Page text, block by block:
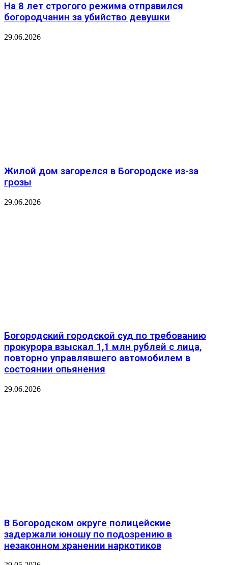
На 8 лет строгого режима отправился
богородчанин за убийство девушки
29.06.2026
Жилой дом загорелся в Богородске из-за
грозы
29.06.2026
️Богородский городской суд по требованию
прокурора взыскал 1,1 млн рублей с лица,
повторно управлявшего автомобилем в
состоянии опьянения
29.06.2026
В Богородском округе полицейские
задержали юношу по подозрению в
незаконном хранении наркотиков